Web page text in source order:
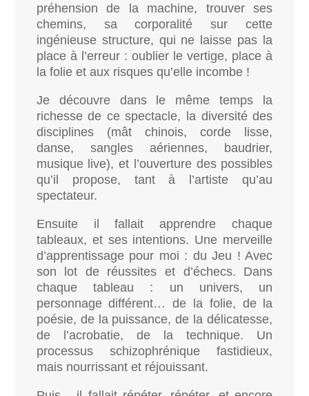
préhension de la machine, trouver ses
chemins, sa corporalité sur cette
ingénieuse structure, qui ne laisse pas la
place à l’erreur : oublier le vertige, place à
la folie et aux risques qu’elle incombe !
Je découvre dans le même temps la
richesse de ce spectacle, la diversité des
disciplines (mât chinois, corde lisse,
danse, sangles aériennes, baudrier,
musique live), et l’ouverture des possibles
qu’il propose, tant à l’artiste qu’au
spectateur.
Ensuite il fallait apprendre chaque
tableaux, et ses intentions. Une merveille
d’apprentissage pour moi : du Jeu ! Avec
son lot de réussites et d’échecs. Dans
chaque tableau : un univers, un
personnage différent… de la folie, de la
poésie, de la puissance, de la délicatesse,
de l’acrobatie, de la technique. Un
processus schizophrénique fastidieux,
mais nourrissant et réjouissant.